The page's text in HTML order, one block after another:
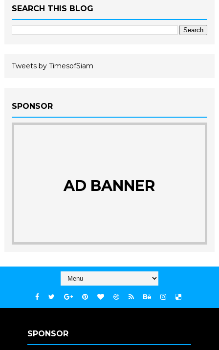
SEARCH THIS BLOG
Tweets by TimesofSiam
SPONSOR
AD BANNER
SPONSOR